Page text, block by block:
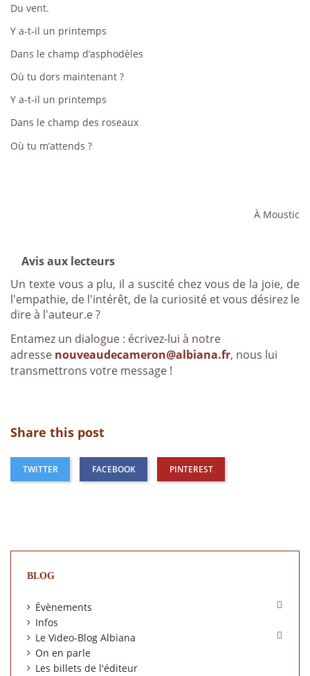
Du vent.
Y a-t-il un printemps
Dans le champ d’asphodèles
Où tu dors maintenant ?
Y a-t-il un printemps
Dans le champ des roseaux
Où tu m’attends ?
À Moustic
Avis aux lecteurs
Un texte vous a plu, il a suscité chez vous de la joie, de
l'empathie, de l'intérêt, de la curiosité et vous désirez le
dire à l'auteur.e ?
Entamez un dialogue : écrivez-lui à notre
adresse nouveaudecameron@albiana.fr, nous lui
transmettrons votre message !
Share this post
TWITTER FACEBOOK PINTEREST
BLOG
Évènements 
Infos
Le Video-Blog Albiana

On en parle
Les billets de l'éditeur